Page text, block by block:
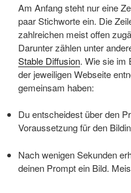
Am Anfang steht nur eine
paar Stichworte ein. Die
zahlreichen meist offen
Darunter zählen unter
Stable Diffusion. Wie sie im
der jeweiligen Webseite
gemeinsam haben:
Du entscheidest über den
Voraussetzung für den
Nach wenigen Sekunden
deinen Prompt ein Bild.